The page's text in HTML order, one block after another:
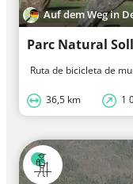
Auf dem Weg in
Ruta de bicicleta de
36,5 km 1